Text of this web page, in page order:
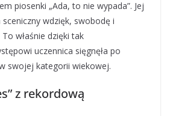
piosenki „Ada, to nie wypada”. Jej
sceniczny wdzięk, swobodę i
właśnie dzięki tak
uczennica sięgnęła po
swojej kategorii wiekowej.
z rekordową